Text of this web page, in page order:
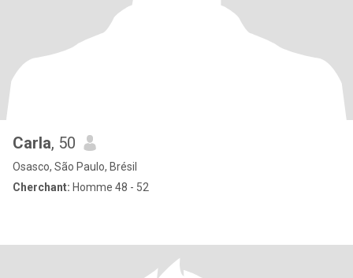
Carla, 50
Osasco, São Paulo, Brésil
Cherchant: Homme 48 - 52